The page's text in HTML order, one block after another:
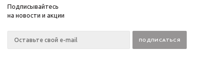
Подписывайтесь
на новости и акции